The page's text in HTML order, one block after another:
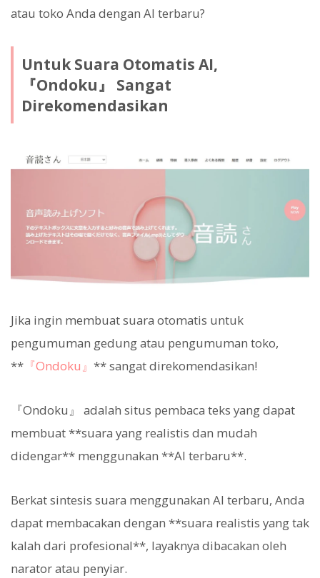
atau toko Anda dengan AI terbaru?
Untuk Suara Otomatis AI,
『Ondoku』 Sangat
Direkomendasikan
Jika ingin membuat suara otomatis untuk
pengumuman gedung atau pengumuman toko,
** 『Ondoku』 ** sangat direkomendasikan!
『Ondoku』 adalah situs pembaca teks yang dapat
membuat **suara yang realistis dan mudah
didengar** menggunakan **AI terbaru**.
Berkat sintesis suara menggunakan AI terbaru, Anda
dapat membacakan dengan **suara realistis yang tak
kalah dari profesional**, layaknya dibacakan oleh
narator atau penyiar.